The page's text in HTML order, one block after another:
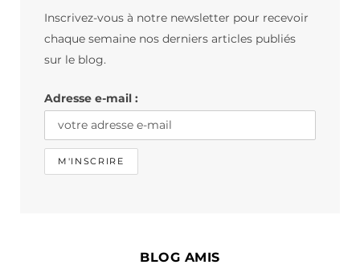
m
Inscrivez-vous à notre newsletter pour recevoir
chaque semaine nos derniers articles publiés
sur le blog.
Adresse e-mail :
BLOG AMIS